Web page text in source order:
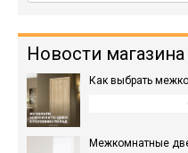
Новости магазина
Как выбрать
Межкомнатные